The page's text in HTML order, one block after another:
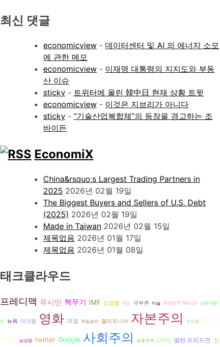
최신 댓글
economicview - 데이터센터 및 AI 의 에너지 소모
에 관한 메모
economicview - 이재명 대통령의 지지도와 부동
산 이슈
sticky - 트위터에 올린 韓中日 현재 상황 트윗
economicview - 이것은 지브리가 아니다
sticky - “기술산업복합체”의 등장을 경고하는 조
바이든
EconomiX
China&rsquo;s Largest Trading Partners in
2025 2026년 02월 19일
The Biggest Buyers and Sellers of U.S. Debt
(2025) 2026년 02월 19일
Made in Taiwan 2026년 02월 15일
제목없음 2026년 01월 17일
제목없음 2026년 01월 08일
태크클라우드
프레디맥 유시민 핵무기 IMF 김정렴 연금 국부론 미술 Robert Reich 쌍용자동
차 뉴욕 의약품 영화 재벌 무임승차 캘리포니아 자본주의 무인화 투자
은행
심상정 twitter Google 사회주의 보호무역 OECD 밀턴 프리드먼 성